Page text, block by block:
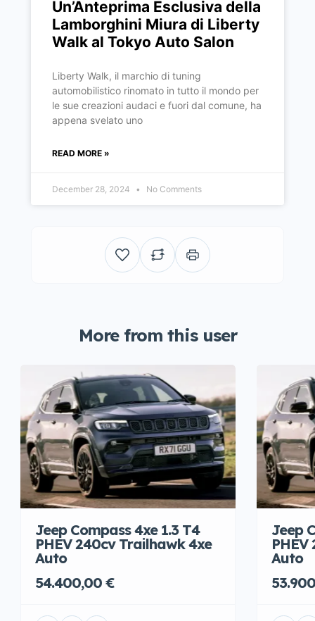
Un’Anteprima Esclusiva della
Lamborghini Miura di Liberty
Walk al Tokyo Auto Salon
Liberty Walk, il marchio di tuning
automobilistico rinomato in tutto il mondo per
le sue creazioni audaci e fuori dal comune, ha
appena svelato uno
READ MORE »
December 28, 2024 No Comments
More from this user
Jeep Compass 4xe 1.3 T4
PHEV 240cv Trailhawk 4xe
Auto
54.400,00 €
Jeep
Auto